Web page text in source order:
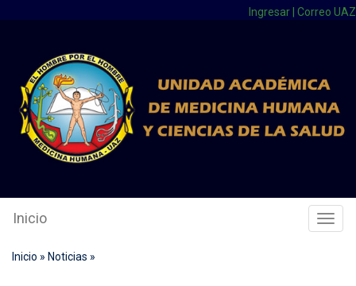
Ingresar Correo UAZ
Inicio
Inicio » Noticias »